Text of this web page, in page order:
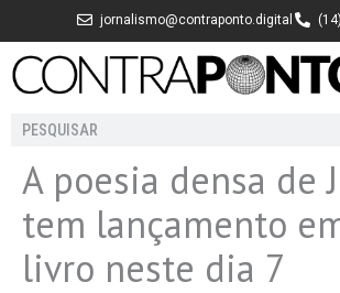
para
jornalismo@contraponto.digital
Pesquisar
A poesia densa de
tem lançamento
livro neste dia 7